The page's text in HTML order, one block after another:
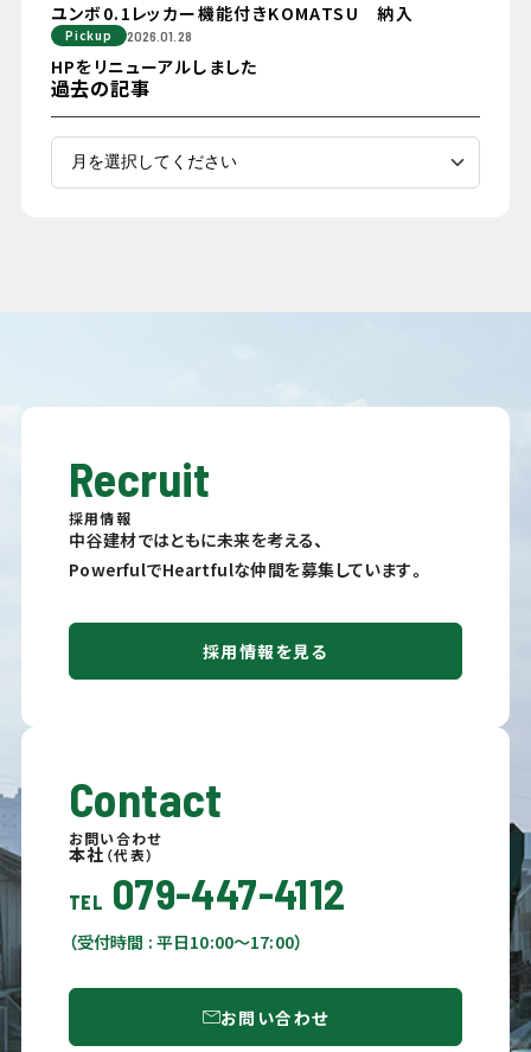
ユンボ0.1レッカー機能付きKOMATSU 納入
Pickup 2026.01.28
HPをリニューアルしました
過去の記事
Recruit
採用情報
中谷建材ではともに未来を考える、
PowerfulでHeartfulな仲間を募集しています。
採用情報を見る
Contact
お問い合わせ
本社 （代表）
TEL 079-447-4112
（受付時間 : 平日10:00〜17:00）
お問い合わせ